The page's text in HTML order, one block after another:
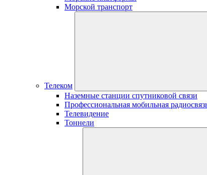
Морской транспорт
Телеком
Наземные станции спутниковой связи
Профессиональная мобильная
Телевидение
Тоннели